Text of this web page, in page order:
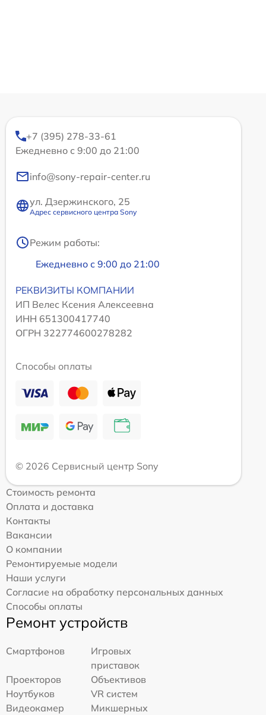
+7 (395) 278-33-61
Ежедневно с 9:00 до 21:00
info@sony-repair-center.ru
ул. Дзержинского, 25
Адрес сервисного центра Sony
Режим работы:
Ежедневно с 9:00 до 21:00
РЕКВИЗИТЫ КОМПАНИИ
ИП Велес Ксения Алексеевна
ИНН 651300417740
ОГРН 322774600278282
Способы оплаты
© 2026 Сервисный центр Sony
Стоимость ремонта
Оплата и доставка
Контакты
Вакансии
О компании
Ремонтируемые модели
Наши услуги
Согласие на обработку персональных данных
Способы оплаты
Ремонт устройств
Смартфонов
Игровых
приставок
Проекторов
Объективов
Ноутбуков
VR систем
Видеокамер
Микшерных